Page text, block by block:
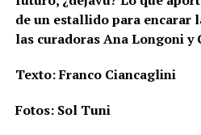
de un estallido para encarar
las curadoras Ana Longoni y
Texto: Franco Ciancaglini
Fotos: Sol Tuni